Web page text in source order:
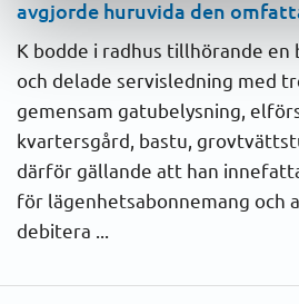
avgjorde huruvida den
K bodde i radhus tillhörande
och delade servisledning med
gemensam gatubelysning,
kvartersgård, bastu,
därför gällande att han
för lägenhetsabonnemang och
debitera ...